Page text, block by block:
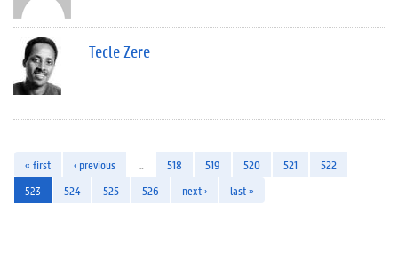
Tecle Zere
« first ‹ previous 518 519 520 521
522
523
524 525 526 next › last »